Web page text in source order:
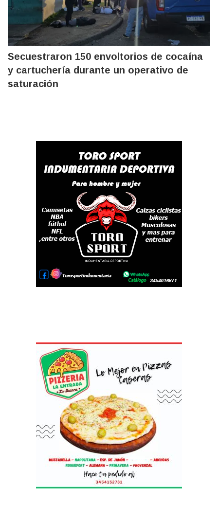
Secuestraron 150 envoltorios de cocaína
y cartuchería durante un operativo de
saturación